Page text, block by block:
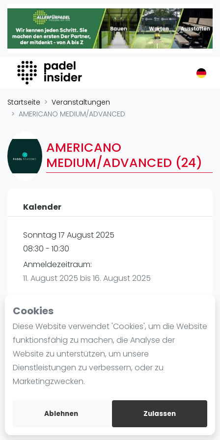
Cookies
Diese Website verwendet 'Cookies', um die Website
funktionsfähig zu machen, die Analyse der
Website zu unterstützen, um unsere
Dienstleistungen zu verbessern, oder zu
Marketingzwecken.
Ablehnen Zulassen
Padel Insider
Home
Organisationen
Buchungssysteme
Padel-Shops
Padel-Marken
Verschiedenes
Veranstaltungen
Playtomic
Ranking
Männer
Frauen
FIP Männer
Blog
Die Geschichte von Padel
Regeln und Punktzählung
Padel Schläge
Video
Startseite
Veranstaltungen
AMERICANO MEDIUM/ADVANCED
AMERICANO
MEDIUM/ADVANCED (24)
Kalender
Sonntag 17 August 2025
08:30 - 10:30
Anmeldezeitraum:
11. August 2025 bis 16. August 2025
Playtomic
Padel Seasons | München
Paul-Ehrlich-Weg 6
80999München
playtomic.io